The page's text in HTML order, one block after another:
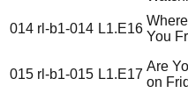
014 rl-b1-014 L1.E16
You
015 rl-b1-015 L1.E17
Are
on